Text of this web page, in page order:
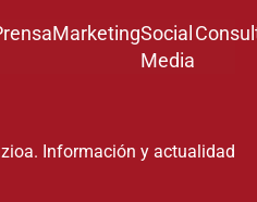
MarketingSocial
Media
Información y actualidad